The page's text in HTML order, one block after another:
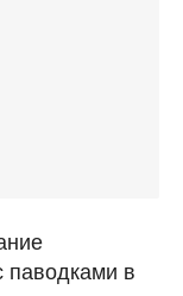
паводками в